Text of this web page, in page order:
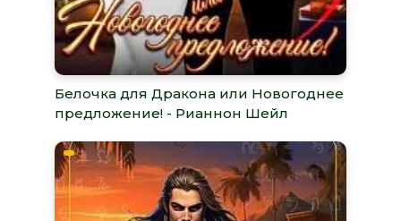
Белочка для Дракона или Новогоднее
предложение! - Рианнон Шейл